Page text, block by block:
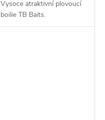
Vysoce atraktivní plovoucí
boilie TB Baits.